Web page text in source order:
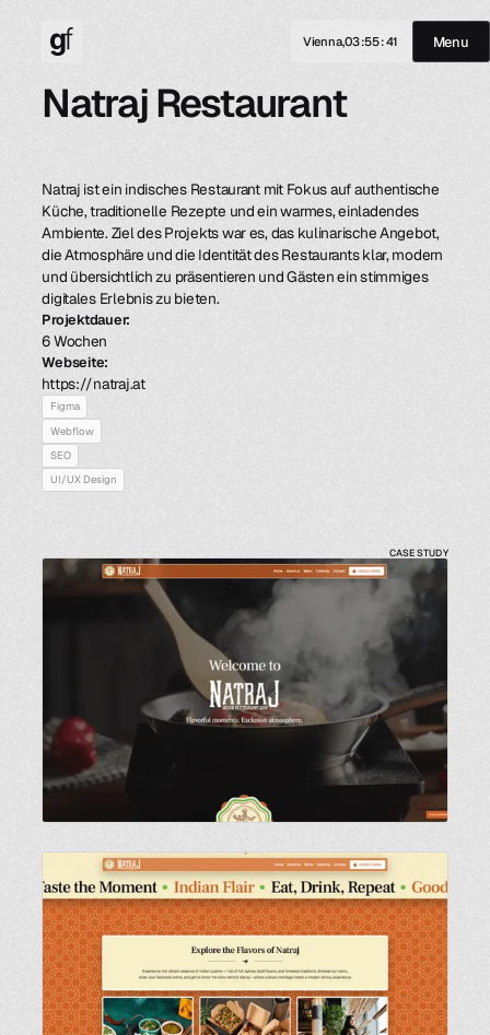
Vienna,03:55:41 Menu
Natraj Restaurant
CASE STUDY
Natraj ist ein indisches Restaurant mit Fokus auf authentische
Küche, traditionelle Rezepte und ein warmes, einladendes
Ambiente. Ziel des Projekts war es, das kulinarische Angebot,
die Atmosphäre und die Identität des Restaurants klar, modern
und übersichtlich zu präsentieren und Gästen ein stimmiges
digitales Erlebnis zu bieten.
Projektdauer:
6 Wochen
Webseite:
https://natraj.at
Figma
Webflow
SEO
UI/UX Design